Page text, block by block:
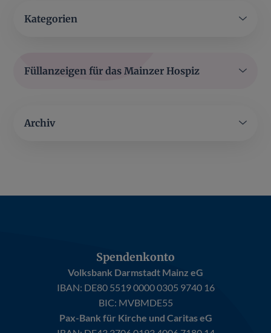
Kategorien
Füllanzeigen für das Mainzer Hospiz
Archiv
Spendenkonto
Volksbank Darmstadt Mainz eG
IBAN: DE80 5519 0000 0305 9740 16
BIC: MVBMDE55
Pax-Bank für Kirche und Caritas eG